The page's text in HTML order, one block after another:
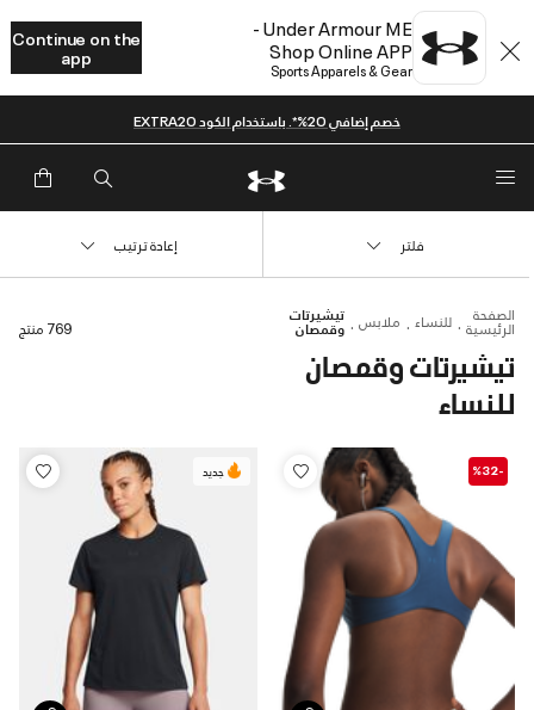
Under Armour ME -
Shop Online APP
Sports Apparels & Gear
Continue on the
app
خصم إضافي 20%*. باستخدام الكود EXTRA20
الصفحة
الرئيسية للنساء ملابس تيشيرتات
وقمصان
تيشيرتات وقمصان
للنساء
769 منتج
فلتر إعادة ترتيب
-%32 جديد